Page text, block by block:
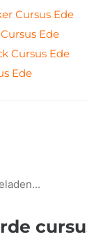
Cursus Ede
Ede
Cursus Ede
Ede